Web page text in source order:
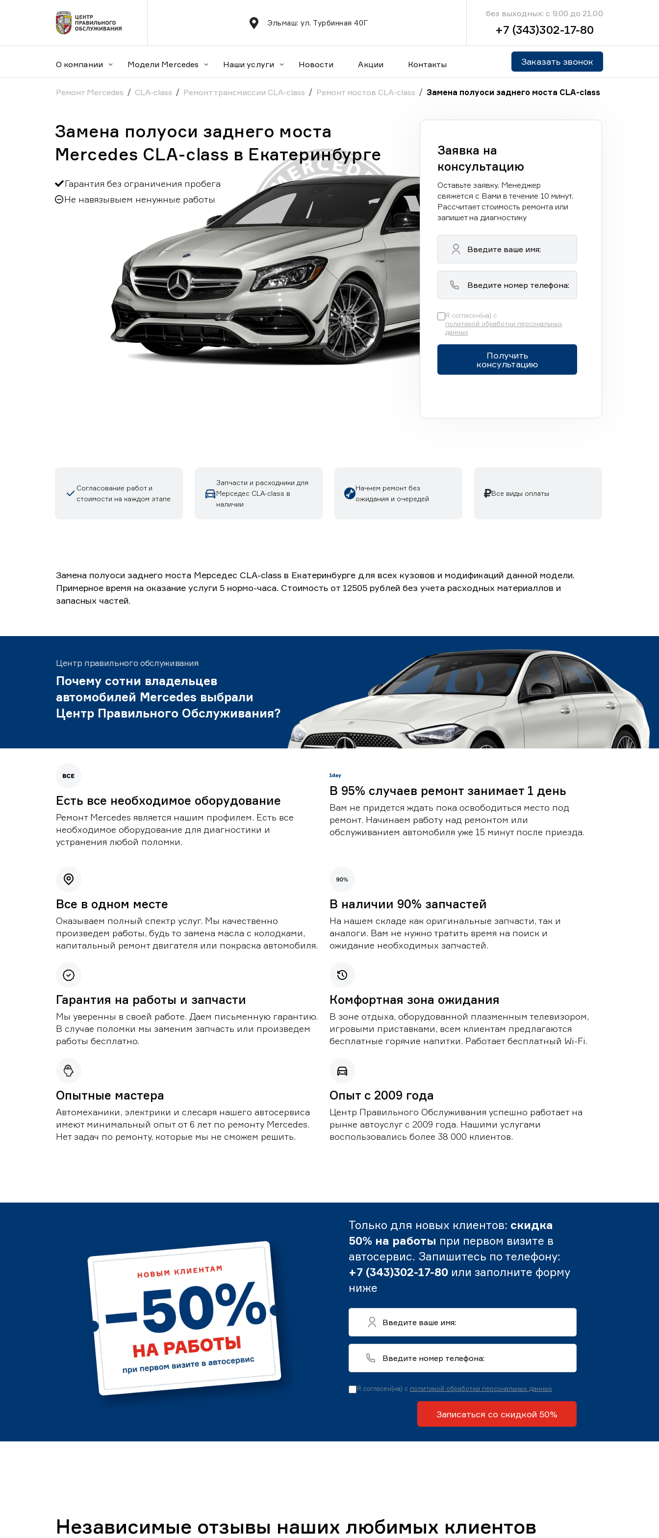
Эльмаш: ул. Турбинная 40Г
без выходных: с 9.00 до 21.00
+7 (343)302-17-80
О компании Модели Mercedes Наши услуги Новости Акции Контакты Заказать звонок
Ремонт Mercedes CLA-class Ремонт трансмиссии CLA-class Ремонт мостов CLA-class Замена полуоси заднего моста CLA-class
Замена полуоси заднего моста
Mercedes CLA-class в Екатеринбурге
Гарантия без ограничения пробега
Не навязывыем ненужные работы
Заявка на
консультацию
Оставьте заявку. Менеджер
свяжется с Вами в течение 10 минут.
Рассчитает стоимость ремонта или
запишет на диагностику
Я согласен(на) с
политикой обработки персональных
данных
Получить
консультацию
Согласование работ и
стоимости на каждом этапе
Запчасти и расходники для
Мерседес CLA-class в
наличии
Начнем ремонт без
ожидания и очередей
Все виды оплаты
Замена полуоси заднего моста Мерседес CLA-class в Екатеринбурге для всех кузовов и модификаций данной модели.
Примерное время на оказание услуги 5 нормо-часа. Стоимость от 12505 рублей без учета расходных материаллов и
запасных частей.
Центр правильного обслуживания
Почему сотни владельцев
автомобилей Mercedes выбрали
Центр Правильного Обслуживания?
Есть все необходимое оборудование
Ремонт Mercedes является нашим профилем. Есть все
необходимое оборудование для диагностики и
устранения любой поломки.
В 95% случаев ремонт занимает 1 день
Вам не придется ждать пока освободиться место под
ремонт. Начинаем работу над ремонтом или
обслуживанием автомобиля уже 15 минут после приезда.
Все в одном месте
Оказываем полный спектр услуг. Мы качественно
произведем работы, будь то замена масла с колодками,
капитальный ремонт двигателя или покраска автомобиля.
В наличии 90% запчастей
На нашем складе как оригинальные запчасти, так и
аналоги. Вам не нужно тратить время на поиск и
ожидание необходимых запчастей.
Гарантия на работы и запчасти
Мы уверенны в своей работе. Даем письменную гарантию.
В случае поломки мы заменим запчасть или произведем
работы бесплатно.
Комфортная зона ожидания
В зоне отдыха, оборудованной плазменным телевизором,
игровыми приставками, всем клиентам предлагаются
бесплатные горячие напитки. Работает бесплатный Wi-Fi.
Опытные мастера
Автомеханики, электрики и слесаря нашего автосервиса
имеют минимальный опыт от 6 лет по ремонту Mercedes.
Нет задач по ремонту, которые мы не сможем решить.
Опыт с 2009 года
Центр Правильного Обслуживания успешно работает на
рынке автоуслуг с 2009 года. Нашими услугами
воспользовались более 38 000 клиентов.
Только для новых клиентов: скидка
50% на работы при первом визите в
автосервис. Запишитесь по телефону:
+7 (343)302-17-80 или заполните форму
ниже
Я согласен(на) с политикой обработки персональных данных
Записаться со скидкой 50%
Независимые отзывы наших любимых клиентов